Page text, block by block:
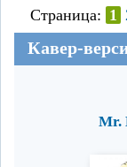
Кавер-
Страница: 1
Mr.